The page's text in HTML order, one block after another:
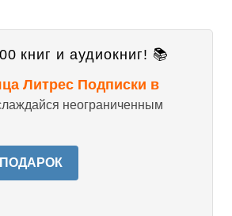
книг и аудиокниг! 📚
Литрес Подписки в
неограниченным